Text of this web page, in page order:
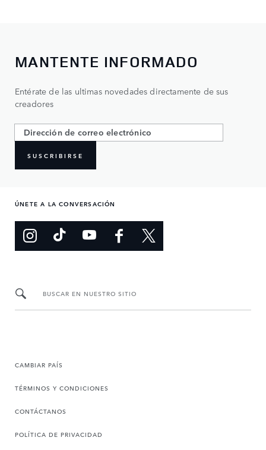
MANTENTE INFORMADO
Entérate de las ultimas novedades directamente de sus
creadores
SUSCRIBIRSE
ÚNETE A LA CONVERSACIÓN
BUSCAR EN NUESTRO SITIO
CAMBIAR PAÍS
TÉRMINOS Y CONDICIONES
CONTÁCTANOS
POLÍTICA DE PRIVACIDAD